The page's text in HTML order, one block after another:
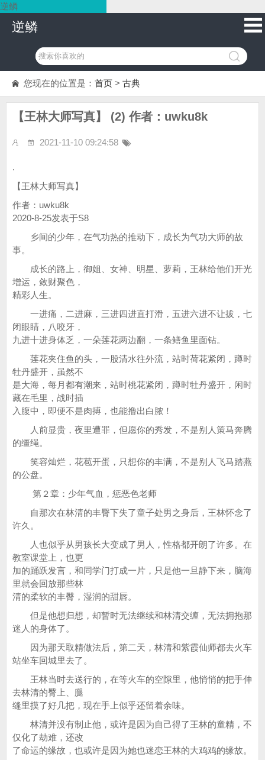
逆鳞
逆鳞
您现在的位置是： 首页 > 古典
【王林大师写真】 (2) 作者：uwku8k
2021-11-10 09:24:58
.
【王林大师写真】
作者：uwku8k
2020-8-25发表于S8
乡间的少年，在气功热的推动下，成长为气功大师的故
事。
成长的路上，御姐、女神、明星、萝莉，王林给他们开光
增运，敛财聚色，
精彩人生。
一进痛，二进麻，三进四进直打滑，五进六进不让拔，七
闭眼睛，八咬牙，
九进十进身体乏，一朵莲花两边翻，一条鳝鱼里面钻。
莲花夹住鱼的头，一股清水往外流，站时荷花紧闭，蹲时
牡丹盛开，虽然不
是大海，每月都有潮来，站时桃花紧闭，蹲时牡丹盛开，闲时
藏在毛里，战时插
入腹中，即便不是肉搏，也能撸出白脓！
人前显贵，夜里遭罪，但愿你的秀发，不是别人策马奔腾
的缰绳。
笑容灿烂，花苞开蛋，只想你的丰满，不是别人飞马踏燕
的公盘。
第２章：少年气血，惩恶色老师
自那次在林清的丰臀下失了童子处男之身后，王林怀念了
许久。
人也似乎从男孩长大变成了男人，性格都开朗了许多。在
教室课堂上，也更
加的踊跃发言，和同学门打成一片，只是他一旦静下来，脑海
里就会回放那些林
清的柔软的丰臀，湿润的甜唇。
但是他想归想，却暂时无法继续和林清交缠，无法拥抱那
迷人的身体了。
因为那天取精做法后，第二天，林清和紫霞仙师都去火车
站坐车回城里去了。
王林当时去送行的，在等火车的空隙里，他悄悄的把手伸
去林清的臀上、腿
缝里摸了好几把，现在手上似乎还留着余味。
林清并没有制止他，或许是因为自己得了王林的童精，不
仅化了劫难，还改
了命运的缘故，也或许是因为她也迷恋王林的大鸡鸡的缘故。